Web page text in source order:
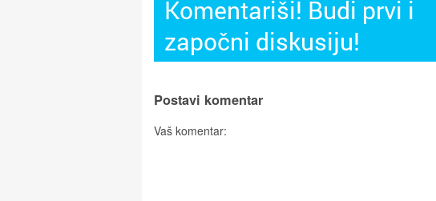
Komentariši! Budi prvi i
započni diskusiju!
Postavi komentar
Vaš komentar: